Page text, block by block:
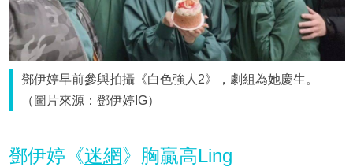
鄧伊婷早前參與拍攝《白色強人2》，劇組為她慶生。
（圖片來源：鄧伊婷IG）
鄧伊婷《迷網》胸贏高Ling